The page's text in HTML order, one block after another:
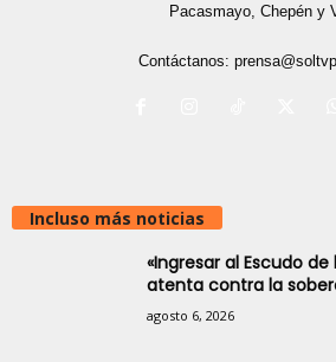
Pacasmayo, Chepén y
Contáctanos:
Incluso más noticias
«Ingresar al Escudo
atenta contra la
agosto 6, 2026